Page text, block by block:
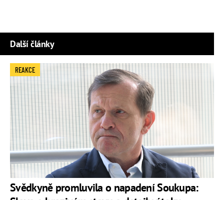
Další články
Svědkyně promluvila o napadení Soukupa:
REAKCE